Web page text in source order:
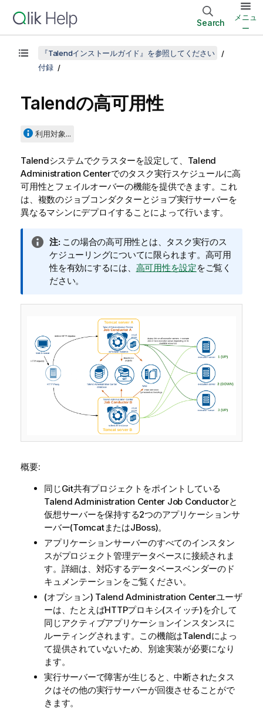
Search
メニュ
ー
『Talendインストールガイド』を参照してください
付録
Talendの高可用性
利用対象...
Talendシステムでクラスターを設定して、 Talend
Administration Centerでのタスク実行スケジュールに高
可用性とフェイルオーバーの機能を提供できます。これ
は、複数のジョブコンダクターとジョブ実行サーバーを
異なるマシンにデプロイすることによって行います。
情
報
メ
モ
注:この場合の高可用性とは、タスク実行のス
ケジューリングについてに限られます。高可用
性を有効にするには、 高可用性を設定をご覧く
ださい。
概要:
同じGit共有プロジェクトをポイントしている
Talend Administration Center Job Conductorと
仮想サーバーを保持する2つのアプリケーションサ
ーバー(TomcatまたはJBoss)。
アプリケーションサーバーのすべてのインスタン
スがプロジェクト管理データベースに接続されま
す。詳細は、対応するデータベースベンダーのド
キュメンテーションをご覧ください。
(オプション) Talend Administration Centerユーザ
ーは、たとえばHTTPプロキシ(スイッチ)を介して
同じアクティブアプリケーションインスタンスに
ルーティングされます。この機能はTalendによっ
て提供されていないため、別途実装が必要になり
ます。
実行サーバーで障害が生じると、中断されたタス
クはその他の実行サーバーが回復させることがで
きます。